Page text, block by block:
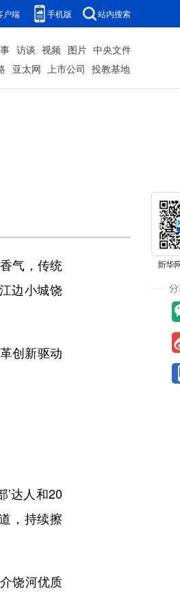
户端 手机版 站内搜索
访谈 视频 图片 中央文件
亚太网 上市公司 投教基地
气，传统
边小城饶
创新驱动
达人和20
，持续擦
饶河优质